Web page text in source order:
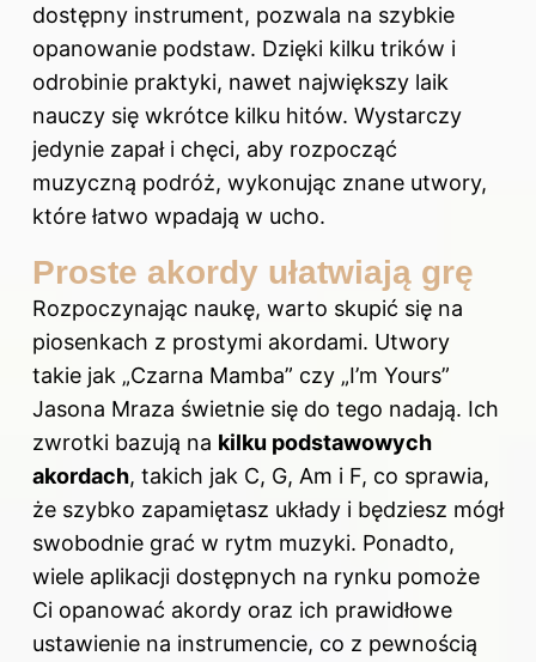
dostępny instrument, pozwala na szybkie
opanowanie podstaw. Dzięki kilku trików i
odrobinie praktyki, nawet największy laik
nauczy się wkrótce kilku hitów. Wystarczy
jedynie zapał i chęci, aby rozpocząć
muzyczną podróż, wykonując znane utwory,
które łatwo wpadają w ucho.
Proste akordy ułatwiają grę
Rozpoczynając naukę, warto skupić się na
piosenkach z prostymi akordami. Utwory
takie jak „Czarna Mamba” czy „I’m Yours”
Jasona Mraza świetnie się do tego nadają. Ich
zwrotki bazują na kilku podstawowych
akordach, takich jak C, G, Am i F, co sprawia,
że szybko zapamiętasz układy i będziesz mógł
swobodnie grać w rytm muzyki. Ponadto,
wiele aplikacji dostępnych na rynku pomoże
Ci opanować akordy oraz ich prawidłowe
ustawienie na instrumencie, co z pewnością